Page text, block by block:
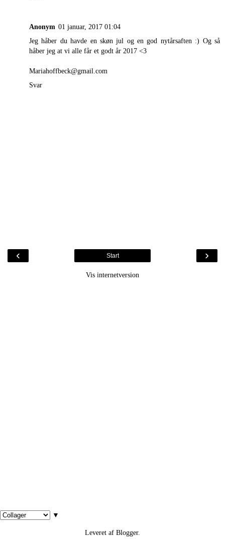
Anonym 01 januar, 2017 01:04
Jeg håber du havde en skøn jul og en god nytårsaften :) Og så
håber jeg at vi alle får et godt år 2017 <3
Mariahoffbeck@gmail.com
Svar
‹ ›
Start
Vis internetversion
▼
Leveret af Blogger.